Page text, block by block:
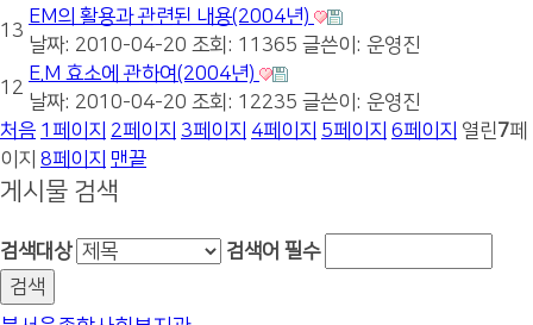
13
EM의 활용과 관련된 내용(2004년)
날짜: 2010-04-20 조회: 11365 글쓴이: 운영진
12
E.M 효소에 관하여(2004년)
날짜: 2010-04-20 조회: 12235 글쓴이: 운영진
처음 1 페이지 2페이지 3페이지 4페이지 5페이지 6페이지 열린7페
이지 8페이지 맨끝
게시물 검색
검색대상 검색어 필수